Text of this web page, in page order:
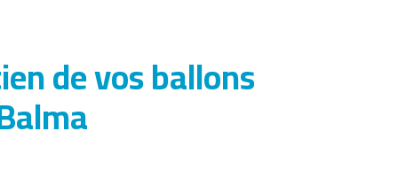
de vos ballons